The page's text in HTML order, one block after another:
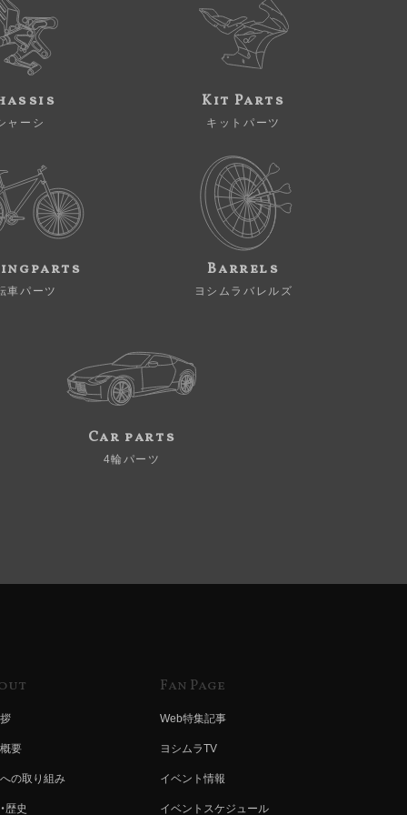
ャーシ
Kit Parts
キットパーツ
車パーツ
Barrels
ヨシムラバレルズ
Car parts
4輪パーツ
要
の取り組み
歴史
Fan Page
Web特集記事
ヨシムラTV
イベント情報
イベントスケジュール